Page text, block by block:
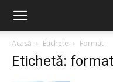
Acasă Etichete Format
Etichetă: format